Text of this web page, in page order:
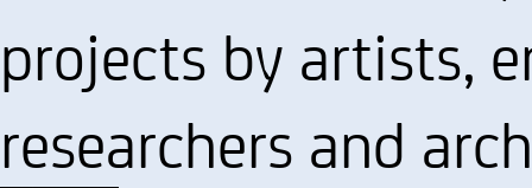
projects by artists,
researchers and